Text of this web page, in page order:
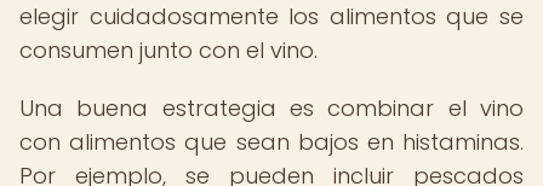
elegir cuidadosamente los alimentos que se
consumen junto con el vino.
Una buena estrategia es combinar el vino
con alimentos que sean bajos en histaminas.
Por ejemplo, se pueden incluir pescados